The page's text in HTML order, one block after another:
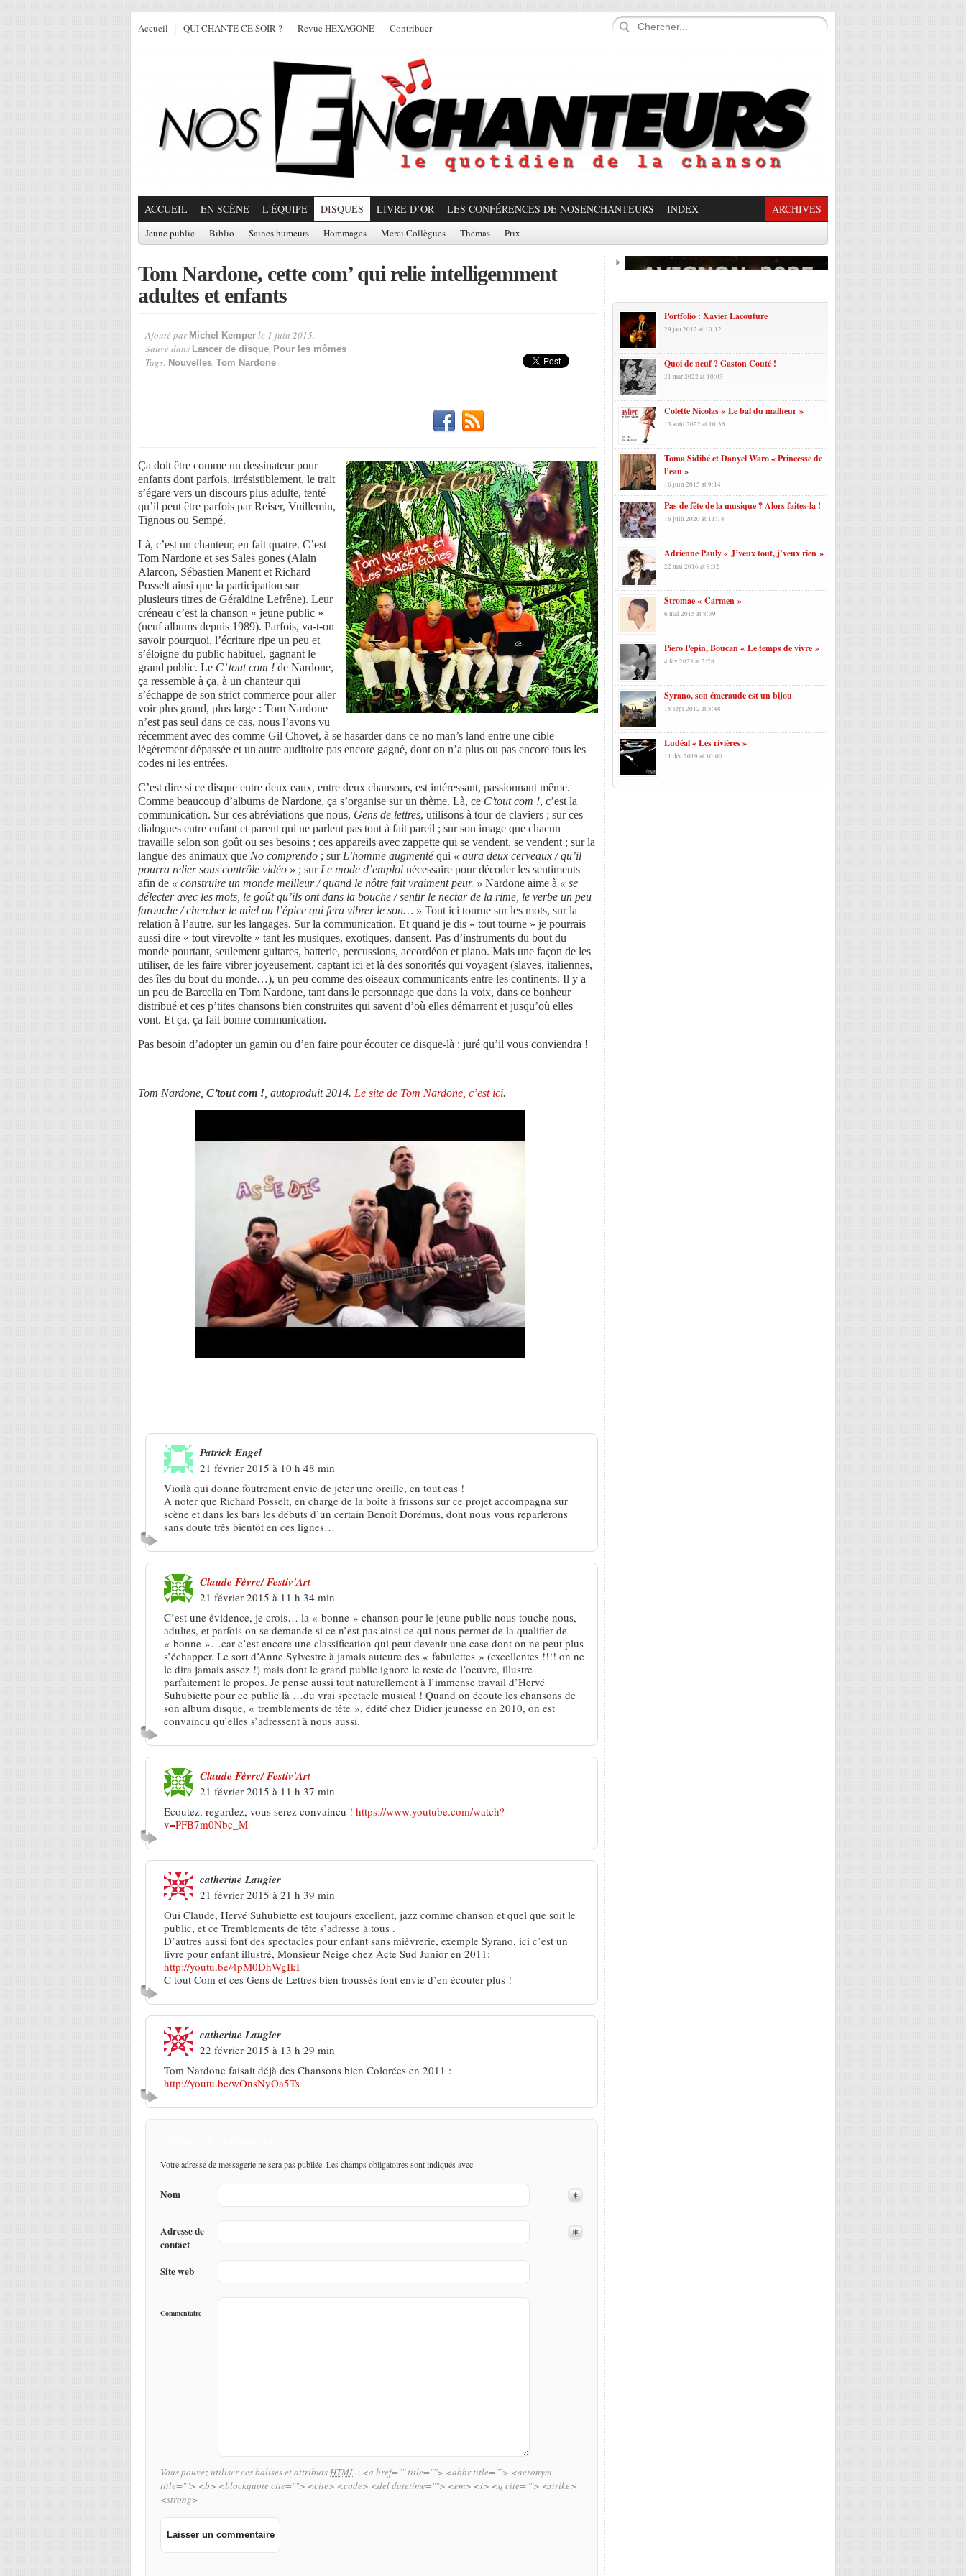
Accueil QUI CHANTE CE SOIR ? Revue HEXAGONE Contribuer
ACCUEIL EN SCÈNE L'ÉQUIPE DISQUES LIVRE D’OR LES CONFÉRENCES DE NOSENCHANTEURS INDEX ARCHIVES
Jeune public Biblio Saines humeurs Hommages Merci Collègues Thémas Prix
Tom Nardone, cette com’ qui relie intelligemment
adultes et enfants
Ajouté par Michel Kemper le 1 juin 2015.
Sauvé dans Lancer de disque, Pour les mômes
Tags: Nouvelles, Tom Nardone
Ça doit être comme un dessinateur pour
enfants dont parfois, irrésistiblement, le trait
s’égare vers un discours plus adulte, tenté
qu’il peut être parfois par Reiser, Vuillemin,
Tignous ou Sempé.
Là, c’est un chanteur, en fait quatre. C’est
Tom Nardone et ses Sales gones (Alain
Alarcon, Sébastien Manent et Richard
Posselt ainsi que la participation sur
plusieurs titres de Géraldine Lefrêne). Leur
créneau c’est la chanson « jeune public »
(neuf albums depuis 1989). Parfois, va-t-on
savoir pourquoi, l’écriture ripe un peu et
s’éloigne du public habituel, gagnant le
grand public. Le C’ tout com ! de Nardone,
ça ressemble à ça, à un chanteur qui
s’échappe de son strict commerce pour aller
voir plus grand, plus large : Tom Nardone
n’est pas seul dans ce cas, nous l’avons vu
récemment avec des comme Gil Chovet, à se hasarder dans ce no man’s land entre une cible
légèrement dépassée et un autre auditoire pas encore gagné, dont on n’a plus ou pas encore tous les
codes ni les entrées.
C’est dire si ce disque entre deux eaux, entre deux chansons, est intéressant, passionnant même.
Comme beaucoup d’albums de Nardone, ça s’organise sur un thème. Là, ce C’tout com !, c’est la
communication. Sur ces abréviations que nous, Gens de lettres, utilisons à tour de claviers ; sur ces
dialogues entre enfant et parent qui ne parlent pas tout à fait pareil ; sur son image que chacun
travaille selon son goût ou ses besoins ; ces appareils avec zappette qui se vendent, se vendent ; sur la
langue des animaux que No comprendo ; sur L’homme augmentéqui « aura deux cerveaux / qu’il
pourra relier sous contrôle vidéo » ; sur Le mode d’emploi nécessaire pour décoder les sentiments
afin de « construire un monde meilleur / quand le nôtre fait vraiment peur. » Nardone aime à « se
délecter avec les mots, le goût qu’ils ont dans la bouche / sentir le nectar de la rime, le verbe un peu
farouche / chercher le miel ou l’épice qui fera vibrer le son… » Tout ici tourne sur les mots, sur la
relation à l’autre, sur les langages. Sur la communication. Et quand je dis « tout tourne » je pourrais
aussi dire « tout virevolte » tant les musiques, exotiques, dansent. Pas d’instruments du bout du
monde pourtant, seulement guitares, batterie, percussions, accordéon et piano. Mais une façon de les
utiliser, de les faire vibrer joyeusement, captant ici et là des sonorités qui voyagent (slaves, italiennes,
des îles du bout du monde…), un peu comme des oiseaux communicants entre les continents. Il y a
un peu de Barcella en Tom Nardone, tant dans le personnage que dans la voix, dans ce bonheur
distribué et ces p’tites chansons bien construites qui savent d’où elles démarrent et jusqu’où elles
vont. Et ça, ça fait bonne communication.
Pas besoin d’adopter un gamin ou d’en faire pour écouter ce disque-là : juré qu’il vous conviendra !
Tom Nardone, C’tout com ! , autoproduit 2014. Le site de Tom Nardone, c’est ici.
Patrick Engel
21 février 2015 à 10 h 48 min
Vioilà qui donne foutrement envie de jeter une oreille, en tout cas !
A noter que Richard Posselt, en charge de la boîte à frissons sur ce projet accompagna sur
scène et dans les bars les débuts d’un certain Benoît Dorémus, dont nous vous reparlerons
sans doute très bientôt en ces lignes…
Claude Fèvre/ Festiv'Art
21 février 2015 à 11 h 34 min
C’est une évidence, je crois… la « bonne » chanson pour le jeune public nous touche nous,
adultes, et parfois on se demande si ce n’est pas ainsi ce qui nous permet de la qualifier de
« bonne »…car c’est encore une classification qui peut devenir une case dont on ne peut plus
s’échapper. Le sort d’Anne Sylvestre à jamais auteure des « fabulettes » (excellentes !!!! on ne
le dira jamais assez !) mais dont le grand public ignore le reste de l’oeuvre, illustre
parfaitement le propos. Je pense aussi tout naturellement à l’immense travail d’Hervé
Suhubiette pour ce public là …du vrai spectacle musical ! Quand on écoute les chansons de
son album disque, « tremblements de tête », édité chez Didier jeunesse en 2010, on est
convaincu qu’elles s’adressent à nous aussi.
Claude Fèvre/ Festiv'Art
21 février 2015 à 11 h 37 min
Ecoutez, regardez, vous serez convaincu ! https://www.youtube.com/watch?
v=PFB7m0Nbc_M
catherine Laugier
21 février 2015 à 21 h 39 min
Oui Claude, Hervé Suhubiette est toujours excellent, jazz comme chanson et quel que soit le
public, et ce Tremblements de tête s’adresse à tous .
D’autres aussi font des spectacles pour enfant sans mièvrerie, exemple Syrano, ici c’est un
livre pour enfant illustré, Monsieur Neige chez Acte Sud Junior en 2011:
http://youtu.be/4pM0DhWgIkI
C tout Com et ces Gens de Lettres bien troussés font envie d’en écouter plus !
catherine Laugier
22 février 2015 à 13 h 29 min
Tom Nardone faisait déjà des Chansons bien Colorées en 2011 :
http://youtu.be/wOnsNyOa5Ts
Votre adresse de messagerie ne sera pas publiée. Les champs obligatoires sont indiqués avec
Nom
Adresse de
contact
Site web
Commentaire
Vous pouvez utiliser ces balises et attributsHTML : <a href="" title=""> <abbr title=""> <acronym
title=""> <b> <blockquote cite=""> <cite> <code> <del datetime=""> <em> <i> <q cite=""> <strike>
<strong>
Portfolio : Xavier Lacouture
29 jan 2012 at 10:12
Quoi de neuf ? Gaston Couté !
31 mar 2022 at 10:03
Colette Nicolas « Le bal du malheur »
13 août 2022 at 10:36
Toma Sidibé et Danyel Waro « Princesse de
l’eau »
16 juin 2015 at 9:14
Pas de fête de la musique ? Alors faites-la !
16 juin 2020 at 11:18
Adrienne Pauly « J’veux tout, j’veux rien »
22 mai 2016 at 9:32
Stromae « Carmen »
6 mai 2015 at 8:39
Piero Pepin, Boucan « Le temps de vivre »
4 fév 2023 at 2:28
Syrano, son émeraude est un bijou
15 sept 2012 at 5:48
Ludéal « Les rivières »
11 déc 2019 at 10:00